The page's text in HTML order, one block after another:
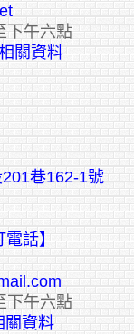
下午六點
關資料
巷162-1號
電話】
下午六點
關資料